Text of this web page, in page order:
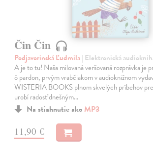
Čin Čin
Podjavorinská Ľudmila| Elektronická
A je to tu! Naša milovaná veršovaná rozprávka je
ó pardon, prvým vrabčiakom v audioknižnom
WISTERIA BOOKS plnom skvelých príbehov
urobí radosť dnešným…
Na stiahnutie ako MP3
11,90 €